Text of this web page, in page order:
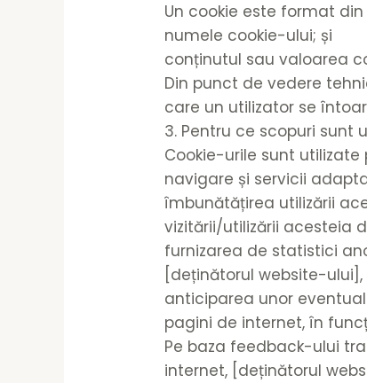
Un cookie este format
numele cookie-ului; și
conținutul sau valoarea
Din punct de vedere
care un utilizator se
3. Pentru ce scopuri
Cookie-urile sunt
navigare și servicii
îmbunătățirea utilizării
vizitării/utilizării acesteia
furnizarea de statistici
[deținătorul website-
anticiparea unor
pagini de internet, în
Pe baza feedback-ului
internet, [deținătorul